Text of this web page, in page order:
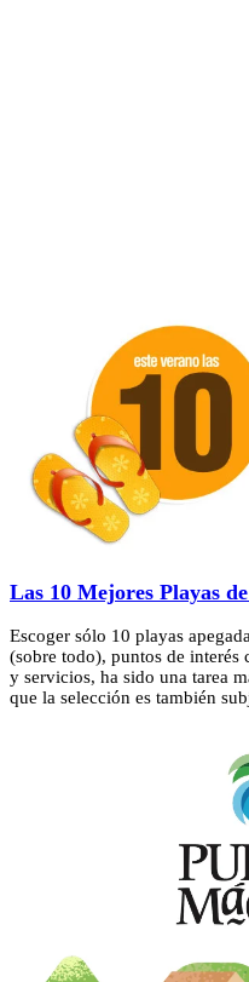
Las 10 Mejores Playas
Escoger sólo 10 playas
(sobre todo), puntos de interés
y servicios, ha sido una tarea
que la selección es también